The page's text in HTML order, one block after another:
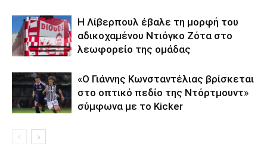
Η Λίβερπουλ έβαλε τη μορφή του
αδικοχαμένου Ντιόγκο Ζότα στο
λεωφορείο της ομάδας
«Ο Γιάννης Κωνσταντέλιας βρίσκεται
στο οπτικό πεδίο της Ντόρτμουντ»
σύμφωνα με το Kicker